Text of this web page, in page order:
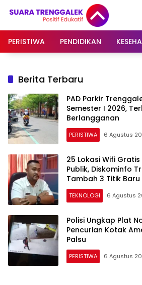
PERISTIWA
PENDIDIKAN
Berita Terbaru
PAD Parkir
Semester I 2026,
Berlangganan
PERISTIWA 6 Agustus
25 Lokasi Wifi
Publik, Diskominfo
Tambah 3 Titik Baru
TEKNOLOGI 6 Agustus
Polisi Ungkap Plat
Pencurian Kotak
Palsu
PERISTIWA 6 Agustus
Suara